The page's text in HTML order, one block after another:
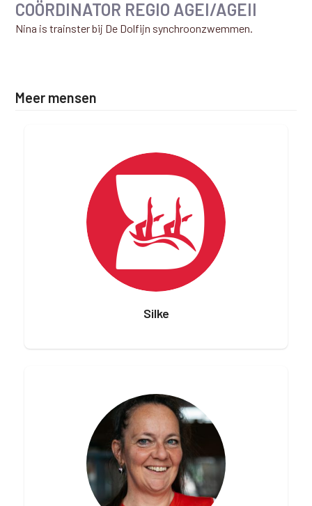
COÖRDINATOR REGIO AGEI/AGEII
Nina is trainster bij De Dolfijn synchroonzwemmen.
Meer mensen
Silke